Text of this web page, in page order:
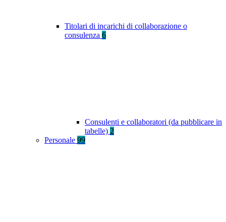
Titolari di incarichi di collaborazione o
consulenza 6
Consulenti e collaboratori (da pubblicare in
tabelle) 2
Personale 99